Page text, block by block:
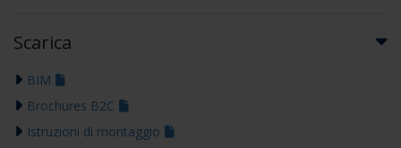
Scarica
BIM
Brochures B2C
Istruzioni di montaggio